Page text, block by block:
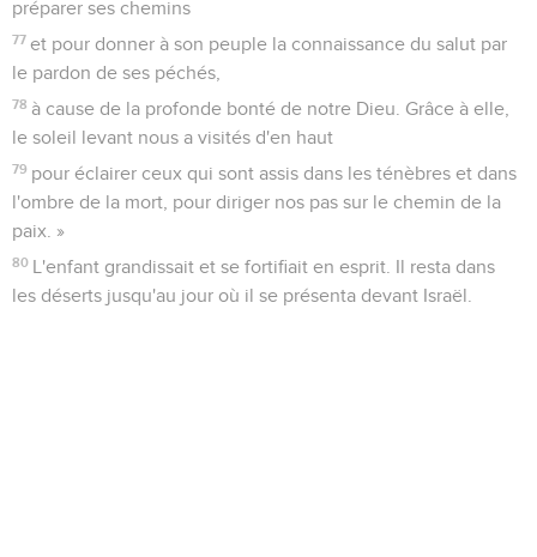
préparer ses chemins
77 et pour donner à son peuple la connaissance du salut par
le pardon de ses péchés,
78 à cause de la profonde bonté de notre Dieu. Grâce à elle,
le soleil levant nous a visités d'en haut
79 pour éclairer ceux qui sont assis dans les ténèbres et dans
l'ombre de la mort, pour diriger nos pas sur le chemin de la
paix. »
80 L'enfant grandissait et se fortifiait en esprit. Il resta dans
les déserts jusqu'au jour où il se présenta devant Israël.